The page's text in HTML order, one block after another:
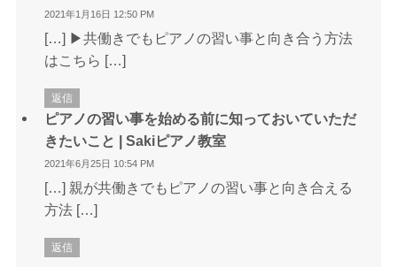
2021年1月16日 12:50 PM
[…] ▶共働きでもピアノの習い事と向き合う方法
はこちら […]
返信
ピアノの習い事を始める前に知っておいていただ
きたいこと | Sakiピアノ教室
2021年6月25日 10:54 PM
[…] 親が共働きでもピアノの習い事と向き合える
方法 […]
返信